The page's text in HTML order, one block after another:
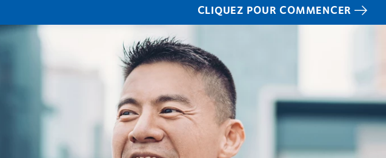
CLIQUEZ POUR COMMENCER